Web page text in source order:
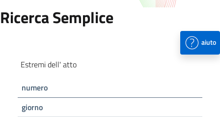
Ricerca Semplice
aiuto
Estremi dell' atto
numero
giorno